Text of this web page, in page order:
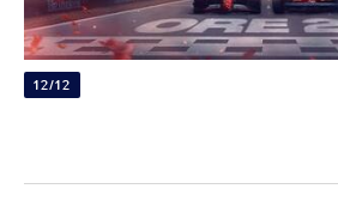
12/12